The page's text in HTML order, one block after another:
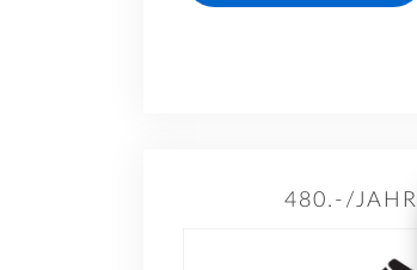
480.-/JAHR